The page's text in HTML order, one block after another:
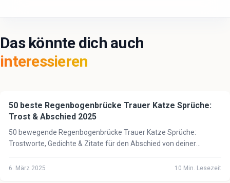
Das könnte dich auch
interessieren
🐈 Katze
50 beste Regenbogenbrücke Trauer Katze Sprüche:
Trost & Abschied 2025
50 bewegende Regenbogenbrücke Trauer Katze Sprüche:
Trostworte, Gedichte & Zitate für den Abschied von deiner
6. März 2025 10 Min. Lesezeit